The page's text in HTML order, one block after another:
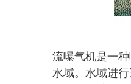
流曝气机是一
水域。水域进